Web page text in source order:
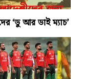
‘ডু আর ডাই ম্যাচ’